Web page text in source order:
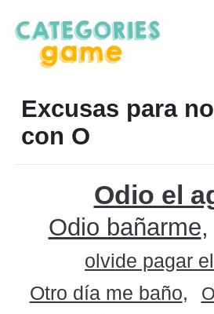
Excusas para
con O
Odio el
Odio bañarme
olvide pagar
Otro día me baño